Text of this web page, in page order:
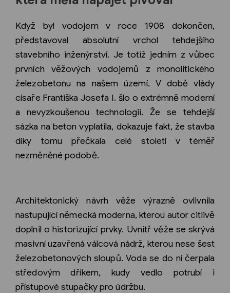
Když byl vodojem v roce 1908 dokončen,
představoval absolutní vrchol tehdejšího
stavebního inženýrství. Je totiž jedním z vůbec
prvních věžových vodojemů z monolitického
železobetonu na našem území. V době vlády
císaře Františka Josefa I. šlo o extrémně moderní
a nevyzkoušenou technologii. Že se tehdejší
sázka na beton vyplatila, dokazuje fakt, že stavba
díky tomu přečkala celé století v téměř
nezměněné podobě.
Architektonický návrh věže výrazně ovlivnila
nastupující německá moderna, kterou autor citlivě
doplnil o historizující prvky. Uvnitř věže se skrývá
masivní uzavřená válcová nádrž, kterou nese šest
železobetonových sloupů. Voda se do ní čerpala
středovým dříkem, kudy vedlo potrubí i
přístupové stupačky pro údržbu.